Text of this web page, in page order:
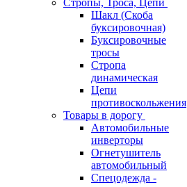
Стропы, Троса, Цепи
Шакл (Скоба
буксировочная)
Буксировочные
тросы
Стропа
динамическая
Цепи
противоскольжения
Товары в дорогу
Автомобильные
инверторы
Огнетушитель
автомобильный
Спецодежда -